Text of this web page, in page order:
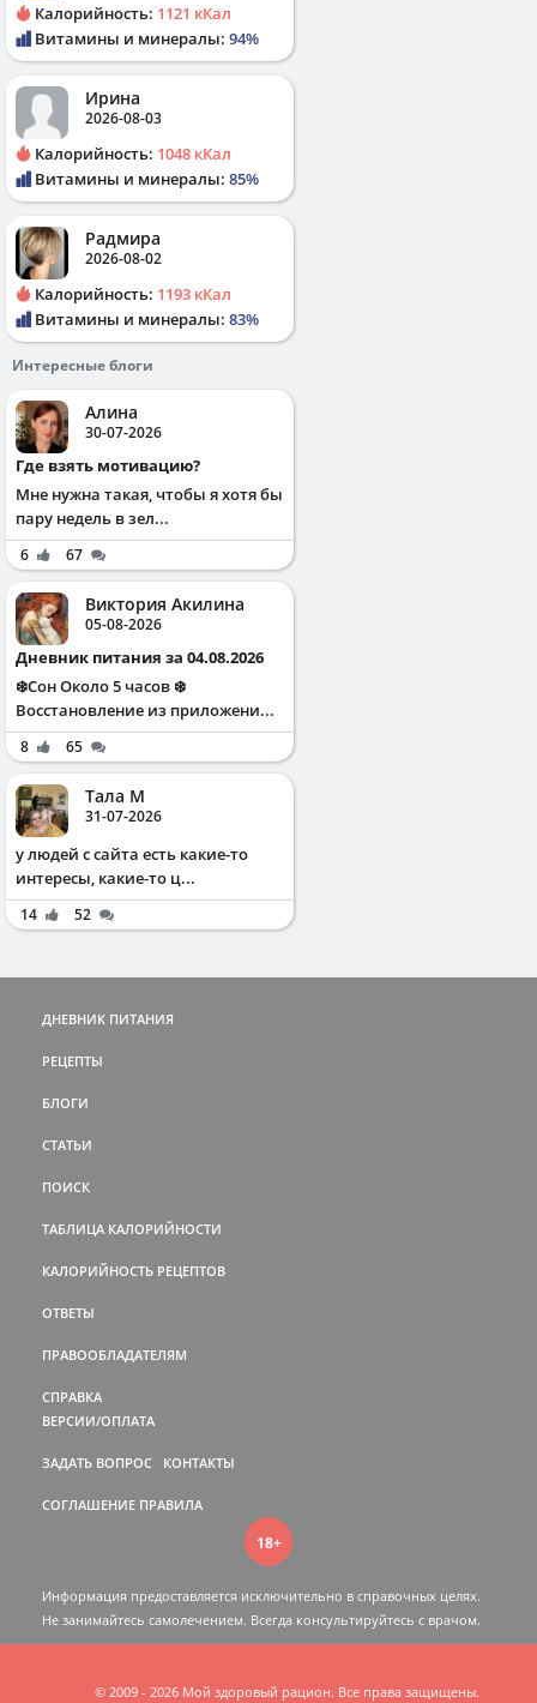
Калорийность: 1121 кКал
Витамины и минералы: 94%
Ирина
2026-08-03
Калорийность: 1048 кКал
Витамины и минералы: 85%
Радмира
2026-08-02
Калорийность: 1193 кКал
Витамины и минералы: 83%
Интересные блоги
Алина
30-07-2026
Где взять мотивацию?
Мне нужна такая, чтобы я хотя бы
пару недель в зел...
6 67
Виктория Акилина
05-08-2026
Дневник питания за 04.08.2026
❄️Сон Около 5 часов ❄️
Восстановление из приложени...
8 65
Тала М
31-07-2026
у людей с сайта есть какие-то
интересы, какие-то ц...
14 52
ДНЕВНИК ПИТАНИЯ
РЕЦЕПТЫ
БЛОГИ
СТАТЬИ
ПОИСК
ТАБЛИЦА КАЛОРИЙНОСТИ
КАЛОРИЙНОСТЬ РЕЦЕПТОВ
ОТВЕТЫ
ПРАВООБЛАДАТЕЛЯМ
СПРАВКА
ВЕРСИИ/ОПЛАТА
ЗАДАТЬ ВОПРОС КОНТАКТЫ
СОГЛАШЕНИЕ ПРАВИЛА
18+
Информация предоставляется исключительно в справочных целях.
Не занимайтесь самолечением. Всегда консультируйтесь c врачом.
© 2009 - 2026 Мой здоровый рацион. Все права защищены.